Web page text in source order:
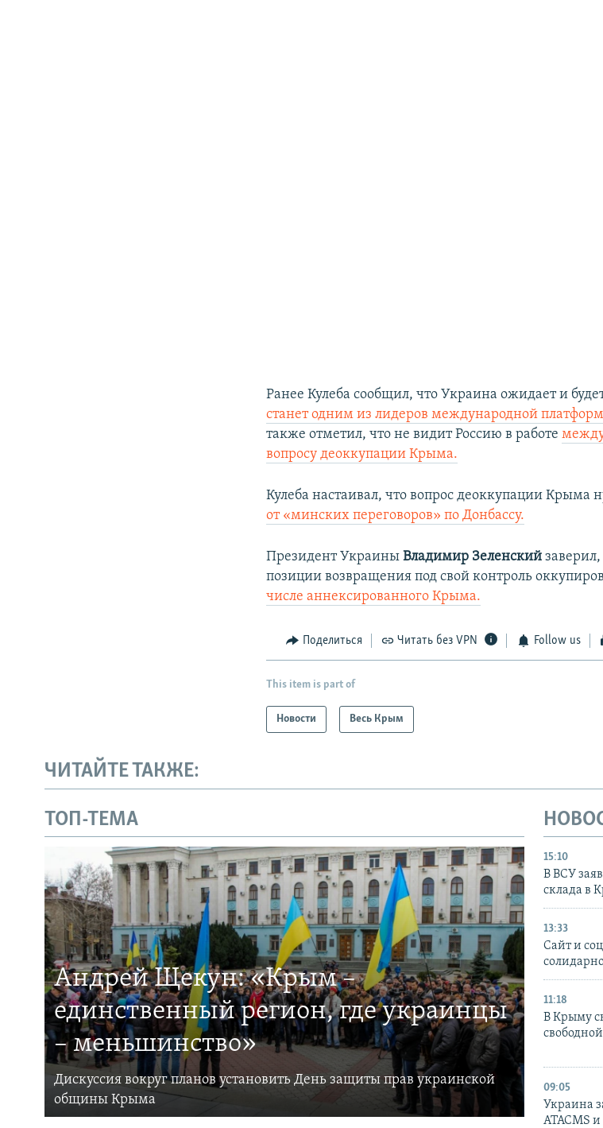
Ранее Кулеба сообщил, что Украина ожидает и
станет одним из лидеров международной
также отметил, что не видит Россию в работе
вопросу деоккупации Крыма.
Кулеба настаивал, что вопрос деоккупации Крыма
от «минских переговоров» по Донбассу.
Президент УкраиныВладимир Зеленский
позиции возвращения под свой контроль
числе аннексированного Крыма.
Поделиться Читать без VPN Follow us
This item is part of
Новости Весь Крым
ЧИТАЙТЕ ТАКЖЕ:
ТОП-ТЕМА
Андрей Щекун: «Крым –
единственный регион, где украинцы
– меньшинство»
Дискуссия вокруг планов установить День защиты прав украинской
общины Крыма
15:10
В ВСУ
склада в
13:33
Сайт и
11:18
В Крыму
09:05
Украина
ATACMS